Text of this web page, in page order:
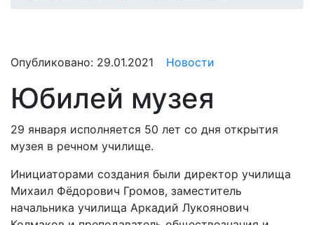
Опубликовано: 29.01.2021 Новости
Юбилей музея
29 января исполняется 50 лет со дня открытия
музея в речном училище.
Инициаторами создания были директор училища
Михаил Фёдорович Громов, заместитель
начальника училища Аркадий Лукоянович